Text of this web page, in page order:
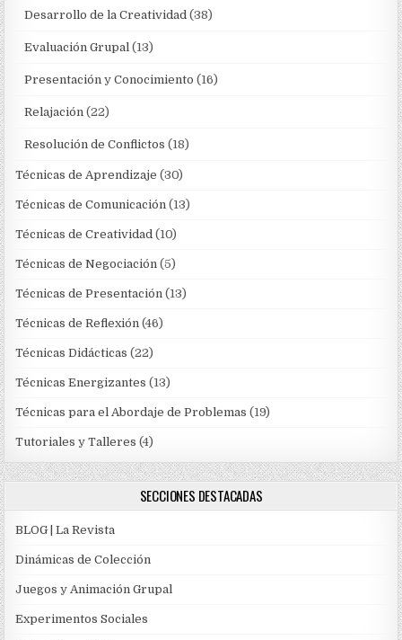
Desarrollo de la Creatividad (38)
Evaluación Grupal (13)
Presentación y Conocimiento (16)
Relajación (22)
Resolución de Conflictos (18)
Técnicas de Aprendizaje (30)
Técnicas de Comunicación (13)
Técnicas de Creatividad (10)
Técnicas de Negociación (5)
Técnicas de Presentación (13)
Técnicas de Reflexión (46)
Técnicas Didácticas (22)
Técnicas Energizantes (13)
Técnicas para el Abordaje de Problemas (19)
Tutoriales y Talleres (4)
SECCIONES DESTACADAS
BLOG | La Revista
Dinámicas de Colección
Juegos y Animación Grupal
Experimentos Sociales